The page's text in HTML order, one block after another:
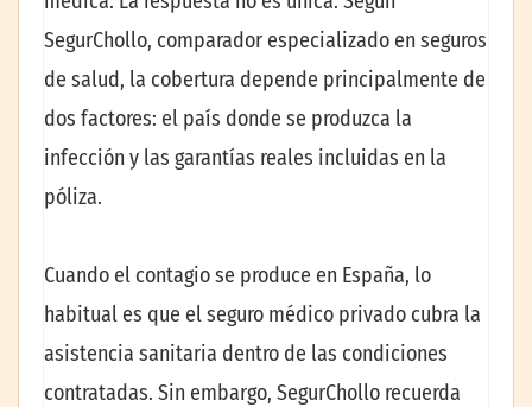
SegurChollo, comparador especializado en seguros
de salud, la cobertura depende principalmente de
dos factores: el país donde se produzca la
infección y las garantías reales incluidas en la
póliza.
Cuando el contagio se produce en España, lo
habitual es que el seguro médico privado cubra la
asistencia sanitaria dentro de las condiciones
contratadas. Sin embargo, SegurChollo recuerda